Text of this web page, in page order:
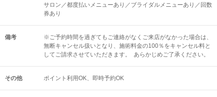
サロン／都度払いメニューあり／ブライダルメニューあり／回数
券あり
備考
※ご予約時間を過ぎてもご連絡がなくご来店がなかった場合は、
無断キャンセル扱いとなり、施術料金の100％をキャンセル料と
してご請求させていただきます。 あらかじめご了承ください。
その他 ポイント利用OK 即時予約OK